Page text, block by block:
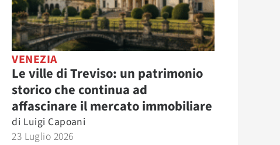
VENEZIA
Le ville di Treviso: un patrimonio
storico che continua ad
affascinare il mercato immobiliare
di Luigi Capoani
23 Luglio 2026